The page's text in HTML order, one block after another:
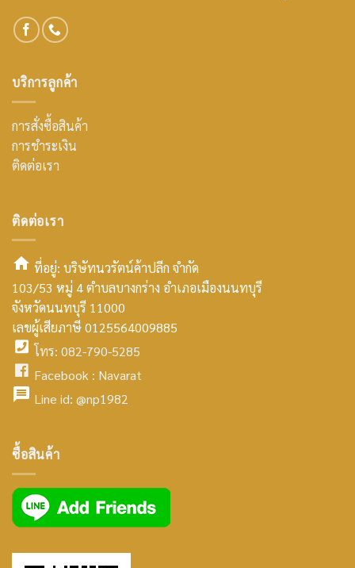
บริการลูกค้า
การสั่งซื้อสินค้า
การชำระเงิน
ติดต่อเรา
ติดต่อเรา
smt2
home
icon
ที่อยู่: บริษัทนวรัตน์ค้าปลีก จำกัด
103/53 หมู่ 4 ตำบลบางกร่าง อำเภอเมืองนนทบุรี
จังหวัดนนทบุรี 11000
เลขผู้เสียภาษี 0125564009885
facebook
icon
โทร: 082-790-5285
facebook
Facebook : Navarat
icon
Line id: @np1982
ซื้อสินค้า